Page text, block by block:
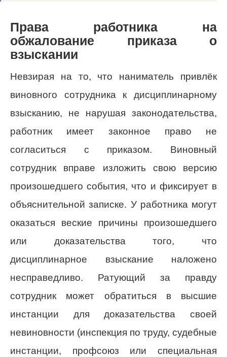
Права работника на
обжалование приказа о
взыскании
Невзирая на то, что наниматель привлёк
виновного сотрудника к дисциплинарному
взысканию, не нарушая законодательства,
работник имеет законное право не
согласиться с приказом. Виновный
сотрудник вправе изложить свою версию
произошедшего события, что и фиксирует в
объяснительной записке. У работника могут
оказаться веские причины произошедшего
или доказательства того, что
дисциплинарное взыскание наложено
несправедливо. Ратующий за правду
сотрудник может обратиться в высшие
инстанции для доказательства своей
невиновности (инспекция по труду, судебные
инстанции, профсоюз или специальная